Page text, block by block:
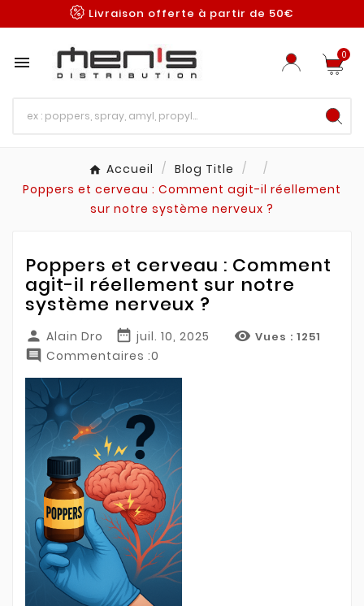
Livraison offerte à partir de 50€
 0
Accueil
Blog Title
Poppers et cerveau : Comment agit-il réellement
sur notre système nerveux ?
Poppers et cerveau : Comment
agit-il réellement sur notre
système nerveux ?
 Alain Dro  juil. 10, 2025  Vues : 1251
 Commentaires :0